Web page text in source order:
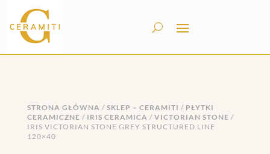
STRONA GŁÓWNA / SKLEP – CERAMITI / PŁYTKI
CERAMICZNE / IRIS CERAMICA / VICTORIAN STONE /
IRIS VICTORIAN STONE GREY STRUCTURED LINE
120×40